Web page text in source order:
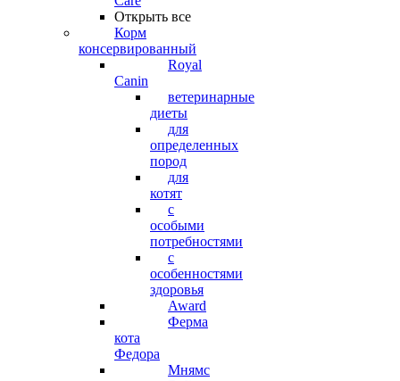
Открыть все
Корм
консервированный
Royal
Canin
ветеринарные
диеты
для
определенных
пород
для
котят
с
особыми
потребностями
с
особенностями
здоровья
Award
Ферма
кота
Федора
Мнямс